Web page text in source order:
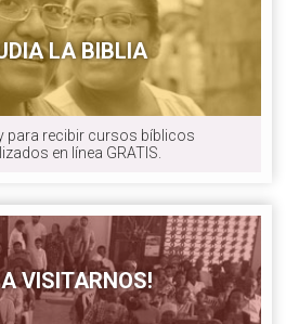
LA BIBLIA
para recibir cursos bíblicos
en línea GRATIS.
A VISITARNOS!